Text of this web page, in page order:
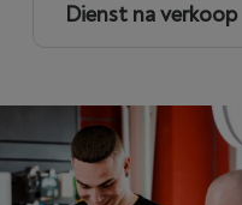
Dienst na verkoop